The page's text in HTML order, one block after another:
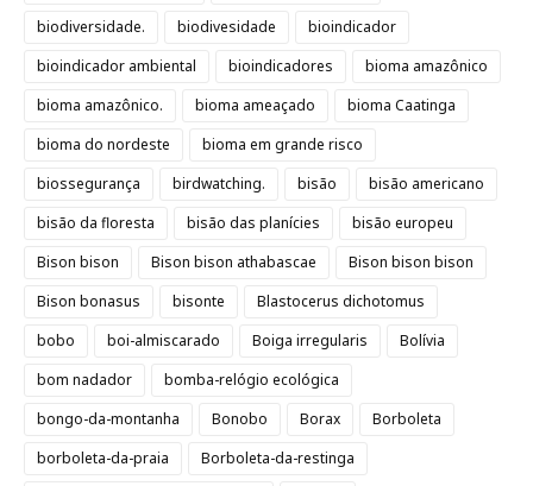
biodiversidade. biodivesidade
bioindicador
bioindicador ambiental
bioindicadores
bioma amazônico
bioma amazônico.
bioma ameaçado
bioma Caatinga
bioma do nordeste
bioma em grande risco
biossegurança
birdwatching. bisão
bisão americano
bisão da floresta
bisão das planícies
bisão europeu
Bison bison
Bison bison athabascae
Bison bison bison
Bison bonasus
bisonte
Blastocerus dichotomus
bobo
boi-almiscarado Boiga irregularis
Bolívia
bom nadador
bomba-relógio ecológica
bongo-da-montanha
Bonobo Borax
Borboleta
borboleta-da-praia
Borboleta-da-restinga